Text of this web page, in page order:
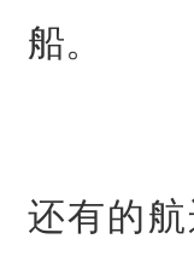
船。
还有的